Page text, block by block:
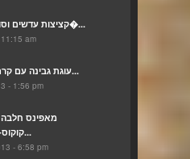
קציצות עדשים וסויה אפויות בטח�...
am
עוגת גבינה עם קרם תותים לוולנט...
- 1:56 pm
מאפינס
קוקוס-פיסטוק-וסילאן...
- 6:58 pm